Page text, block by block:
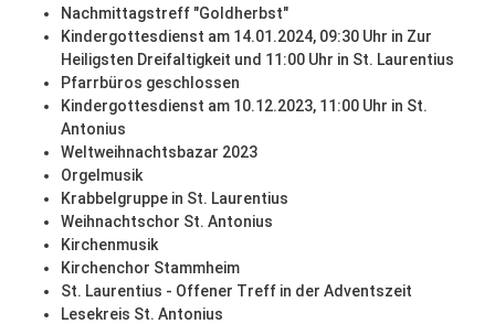
Nachmittagstreff "Goldherbst"
Kindergottesdienst am 14.01.2024, 09:30 Uhr in Zur
Heiligsten Dreifaltigkeit und 11:00 Uhr in St. Laurentius
Pfarrbüros geschlossen
Kindergottesdienst am 10.12.2023, 11:00 Uhr in St.
Antonius
Weltweihnachtsbazar 2023
Orgelmusik
Krabbelgruppe in St. Laurentius
Weihnachtschor St. Antonius
Kirchenmusik
Kirchenchor Stammheim
St. Laurentius - Offener Treff in der Adventszeit
Lesekreis St. Antonius